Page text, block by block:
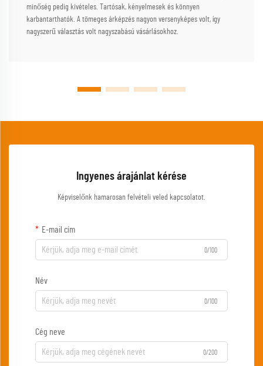
minőség pedig kivételes. Tartósak, kényelmesek és könnyen
karbantarthatók. A tömeges árképzés nagyon versenyképes volt, így
nagyszerű választás volt nagyszabású vásárlásokhoz.
Ingyenes árajánlat kérése
Képviselőnk hamarosan felvételi veled kapcsolatot.
E-mail cím
0/100
Név
0/100
Cég neve
0/200